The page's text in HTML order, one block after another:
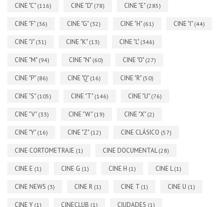
CINE "C" (116) CINE "D" (78) CINE "E" (285)
CINE "F" (36) CINE "G" (32) CINE "H" (61) CINE "I" (44)
CINE "J" (31) CINE "K" (13) CINE "L" (346)
CINE "M" (94) CINE "N" (60) CINE "O" (27)
CINE "P" (86) CINE "Q" (16) CINE "R" (50)
CINE "S" (105) CINE "T" (146) CINE "U" (76)
CINE "V" (33) CINE "W" (19) CINE "X" (2)
CINE "Y" (16) CINE "Z" (12) CINE CLÁSICO (57)
CINE CORTOMETRAJE (1) CINE DOCUMENTAL(28)
CINE E (1) CINE G (1) CINE H (1) CINE L(1)
CINE NEWS (3) CINE R (1) CINE T (1) CINE U (1)
CINE Y (1) CINECLUB (1) CIUDADES (1)